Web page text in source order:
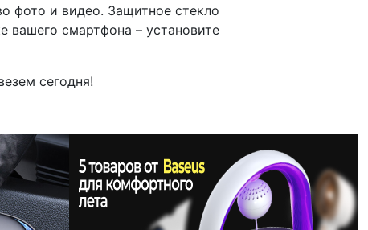
фото и видео. Защитное стекло
вашего смартфона – установите
сегодня!